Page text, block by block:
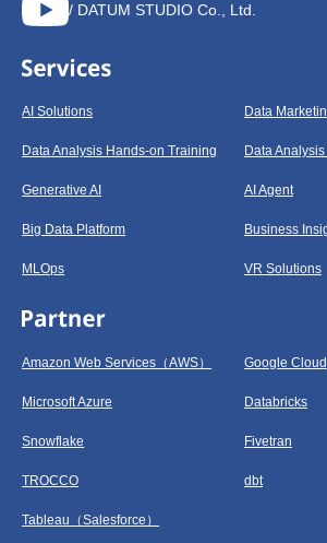
/ DATUM STUDIO Co., Ltd.
AI Solutions Data
Data Analysis Hands-on Training Data
Generative AI AI Agent
Big Data Platform Business
MLOps VR Solutions
Amazon Web Services（AWS） Google Cloud
Microsoft Azure Databricks
Snowflake Fivetran
TROCCO dbt
Tableau（Salesforce）